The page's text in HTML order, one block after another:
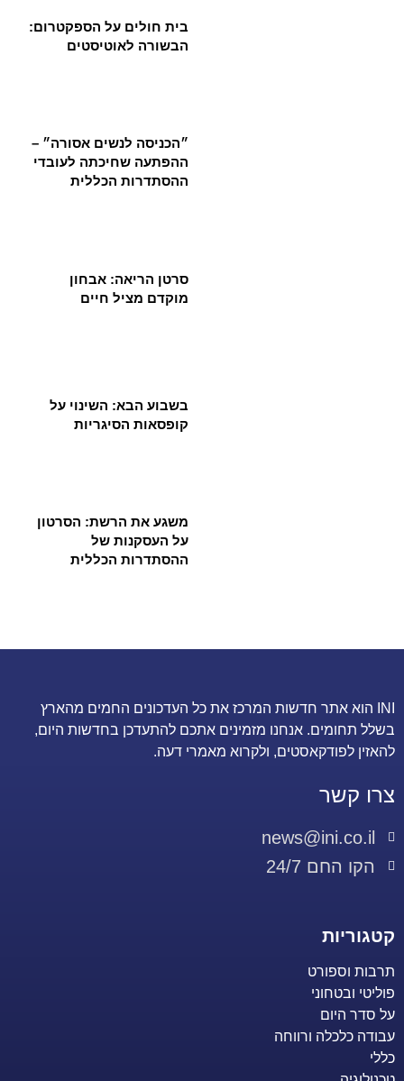
בית חולים על הספקטרום:
הבשורה לאוטיסטים
״הכניסה לנשים אסורה״ –
ההפתעה שחיכתה לעובדי
ההסתדרות הכללית
סרטן הריאה: אבחון
מוקדם מציל חיים
בשבוע הבא: השינוי על
קופסאות הסיגריות
משגע את הרשת: הסרטון
על העסקנות של
ההסתדרות הכללית
INI הוא אתר חדשות המרכז את כל העדכונים החמים מהארץ
בשלל תחומים. אנחנו מזמינים אתכם להתעדכן בחדשות היום,
להאזין לפודקאסטים, ולקרוא מאמרי דעה.
צרו קשר
news@ini.co.il
הקו החם 24/7
קטגוריות
תרבות וספורט
פוליטי ובטחוני
על סדר היום
עבודה כלכלה ורווחה
כללי